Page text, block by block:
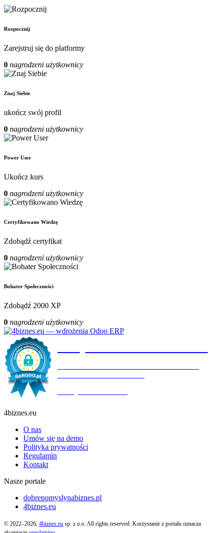
Rozpocznij
Zarejstruj się do platformy
0 nagrodzeni użytkownicy
Znaj Siebie
ukończ swój profil
0 nagrodzeni użytkownicy
Power User
Ukończ kurs
0 nagrodzeni użytkownicy
Certyfikowano Wiedzę
Zdobądź certyfikat
0 nagrodzeni użytkownicy
Bohater Społeczności
Zdobądź 2000 XP
0 nagrodzeni użytkownicy
4biznes.eu
O nas
Umów się na demo
Polityka prywatności
Regulamin
Kontakt
Nasze portale
dobrepomyslynabiznes.pl
4biznes.eu
© 2022–2026, 4biznes.eu sp. z o.o. All rights reserved. Korzystanie z portalu oznacza